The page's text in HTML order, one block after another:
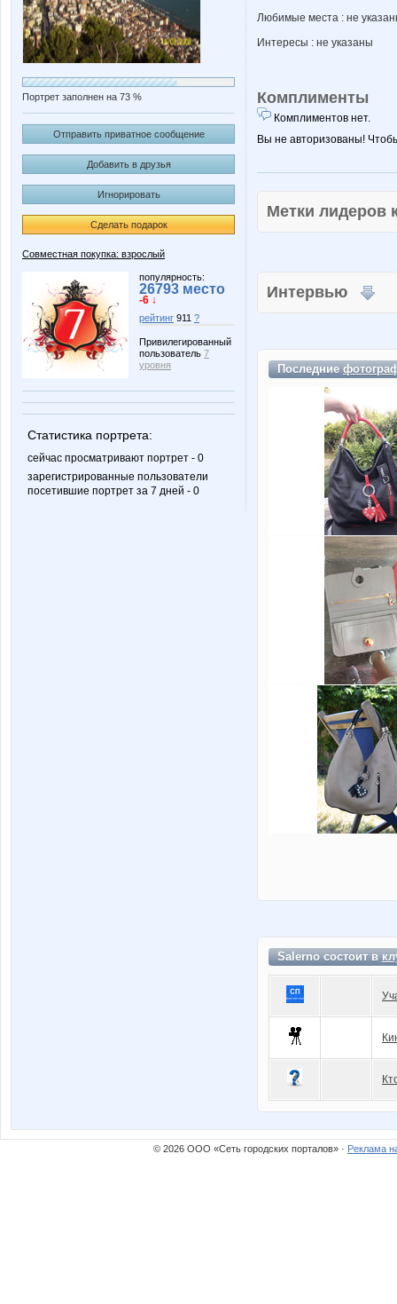
Портрет заполнен на 73 %
Отправить приватное сообщение
Добавить в друзья
Игнорировать
Сделать подарок
Совместная покупка: взрослый
популярность:
26793 место
-6 ↓
рейтинг 911 ?
Привилегированный
пользователь 7
уровня
Статистика портрета:
сейчас просматривают портрет - 0
зарегистрированные пользователи
посетившие портрет за 7 дней - 0
Любимые места : не
Интересы : не указаны
Комплименты
Комплиментов нет.
Вы не авторизованы!
Метки
Интервью
Последние
Salerno состоит в
© 2026 ООО «Сеть городских порталов» · Реклама